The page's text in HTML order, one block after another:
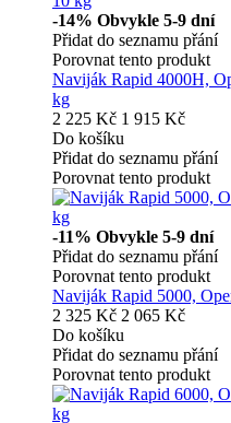
-14% Obvykle 5-9 dní
Přidat do seznamu přání
Porovnat tento produkt
Naviják Rapid 4000H,
kg
2 225 Kč 1 915 Kč
Do košíku
Přidat do seznamu přání
Porovnat tento produkt
-11% Obvykle 5-9 dní
Přidat do seznamu přání
Porovnat tento produkt
Naviják Rapid 5000,
2 325 Kč 2 065 Kč
Do košíku
Přidat do seznamu přání
Porovnat tento produkt